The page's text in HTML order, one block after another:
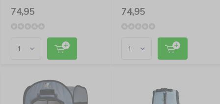
74,95 74,95